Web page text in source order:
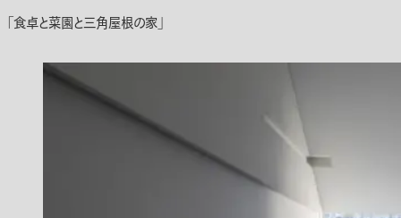
「食卓と菜園と三角屋根の家」